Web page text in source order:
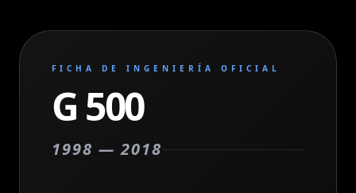
FICHA DE INGENIERÍA OFICIAL
G 500
1998 — 2018